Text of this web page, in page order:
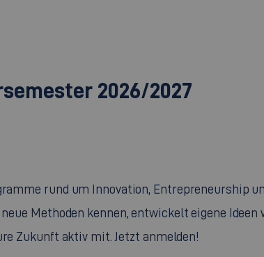
2026/2027
rund um Innovation, Entrepreneurship
Methoden kennen, entwickelt eigene Ideen
Zukunft aktiv mit. Jetzt anmelden!